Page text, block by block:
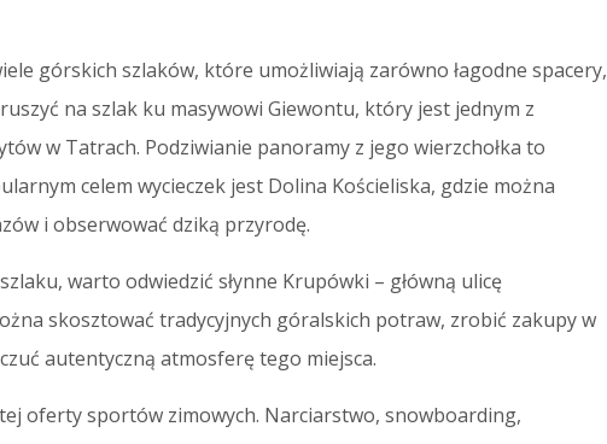
górskich szlaków, które umożliwiają zarówno łagodne spacery,
na szlak ku masywowi Giewontu, który jest jednym z
w Tatrach. Podziwianie panoramy z jego wierzchołka to
celem wycieczek jest Dolina Kościeliska, gdzie można
i obserwować dziką przyrodę.
warto odwiedzić słynne Krupówki – główną ulicę
skosztować tradycyjnych góralskich potraw, zrobić zakupy w
autentyczną atmosferę tego miejsca.
oferty sportów zimowych. Narciarstwo, snowboarding,